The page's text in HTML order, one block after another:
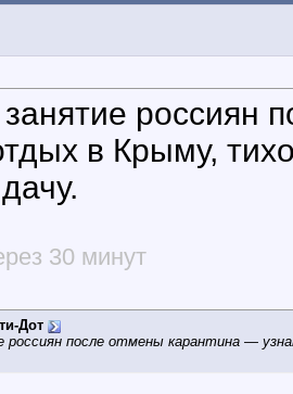
россиян
в Крыму,
30 минут
Дот
россиян после отмены карантина —